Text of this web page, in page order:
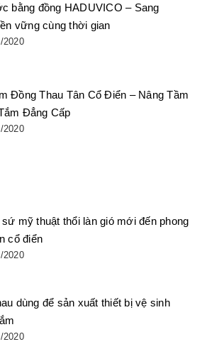
bằng đồng HADUVICO – Sang
vững cùng thời gian
2020
Đồng Thau Tân Cổ Điển – Nâng Tầm
Đẳng Cấp
2020
sứ mỹ thuật thổi làn gió mới đến phong
cổ điển
2020
dùng để sản xuất thiết bị vệ sinh
2020